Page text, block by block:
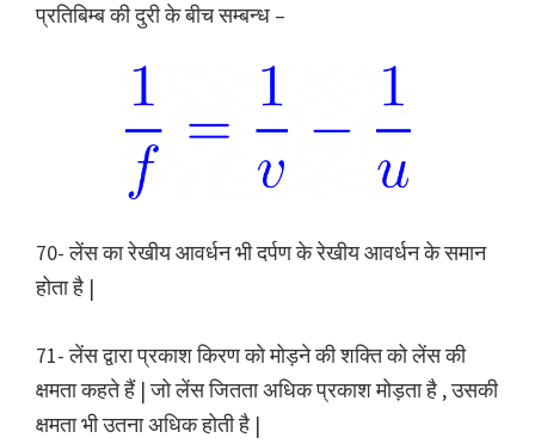
प्रतिबिम्ब की दुरी के बीच सम्बन्ध –
70- लेंस का रेखीय आवर्धन भी दर्पण के रेखीय आवर्धन के समान
होता है |
71- लेंस द्वारा प्रकाश किरण को मोड़ने की शक्ति को लेंस की
क्षमता कहते हैं | जो लेंस जितता अधिक प्रकाश मोड़ता है , उसकी
क्षमता भी उतना अधिक होती है |